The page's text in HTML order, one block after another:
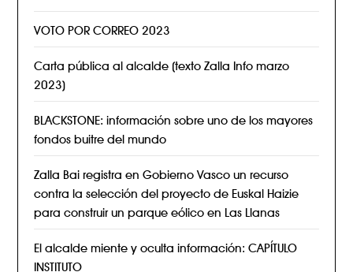
VOTO POR CORREO 2023
Carta pública al alcalde (texto Zalla Info marzo
2023)
BLACKSTONE: información sobre uno de los mayores
fondos buitre del mundo
Zalla Bai registra en Gobierno Vasco un recurso
contra la selección del proyecto de Euskal Haizie
para construir un parque eólico en Las Llanas
El alcalde miente y oculta información: CAPÍTULO
INSTITUTO